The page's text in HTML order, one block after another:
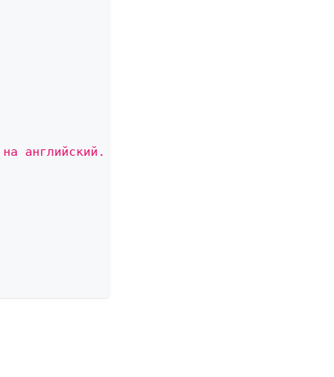
английский. Переведи предложение